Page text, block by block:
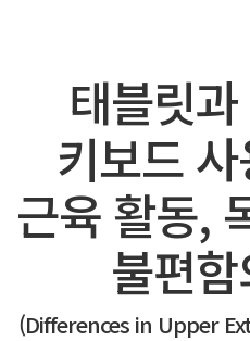
태블릿
키보드
근육 활동,
불편
(Differences in Upper